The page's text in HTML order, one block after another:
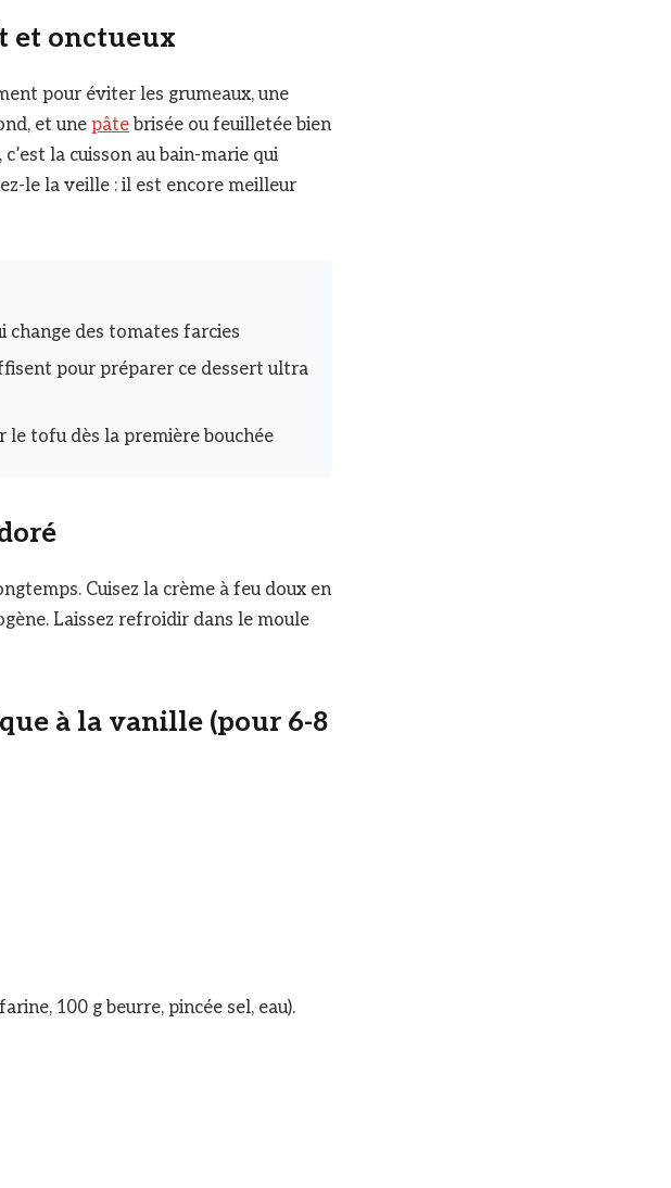
et onctueux
pour éviter les grumeaux, une
et une pâte brisée ou feuilletée bien
la cuisson au bain-marie qui
le la veille : il est encore meilleur
change des tomates farcies
pour préparer ce dessert ultra
tofu dès la première bouchée
Cuisez la crème à feu doux en
Laissez refroidir dans le moule
à la vanille (pour 6-8
100 g beurre, pincée sel, eau).